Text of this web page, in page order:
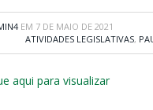
EM 7 DE MAIO DE 2021
ATIVIDADES LEGISLATIVAS,
aqui para visualizar